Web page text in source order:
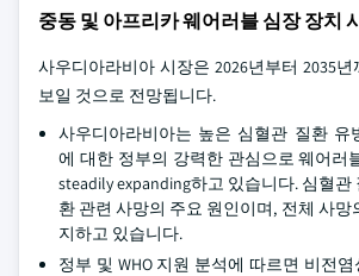
중동 및 아프리카 웨어러블 심장 장치
사우디아라비아 시장은 2026년부터 2035
보일 것으로 전망됩니다.
사우디아라비아는 높은 심혈관 질환 유
에 대한 정부의 강력한 관심으로 웨어러
steadily expanding하고 있습니다. 심혈관
환 관련 사망의 주요 원인이며, 전체 사망
지하고 있습니다.
정부 및 WHO 지원 분석에 따르면 비전